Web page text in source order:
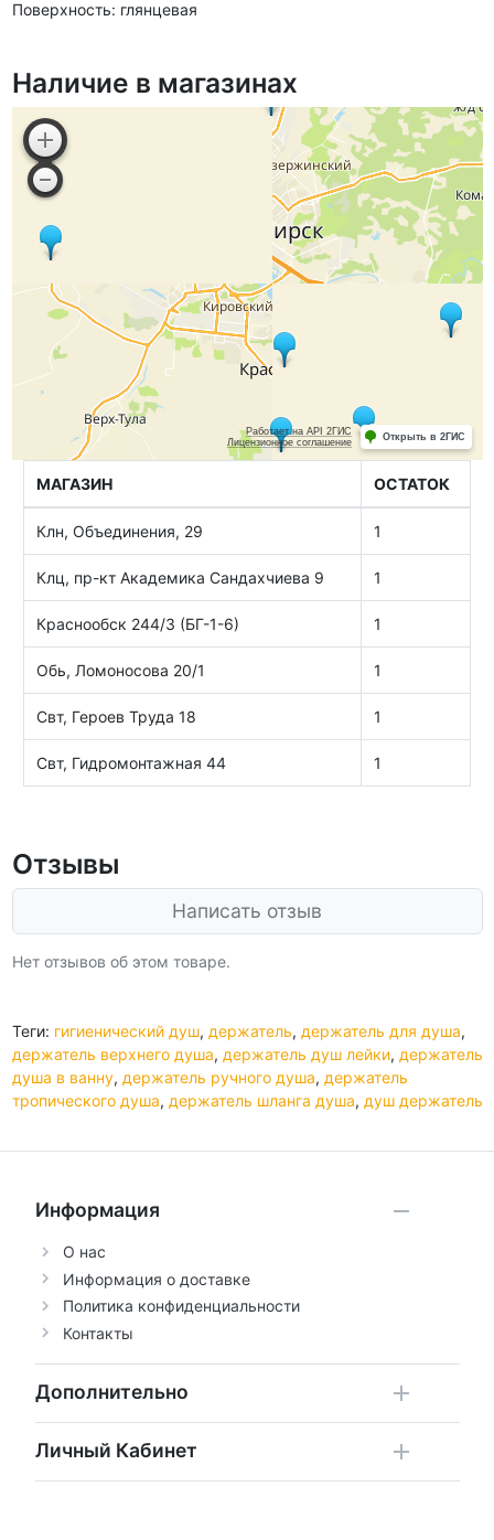
Поверхность: глянцевая
Наличие в магазинах
МАГАЗИН ОСТАТОК
Клн, Объединения, 29 1
Клц, пр-кт Академика Сандахчиева 9 1
Краснообск 244/3 (БГ-1-6) 1
Обь, Ломоносова 20/1 1
Свт, Героев Труда 18 1
Свт, Гидромонтажная 44 1
Отзывы
Написать отзыв
Нет отзывов об этом товаре.
Теги: гигиенический душ, держатель, держатель для душа,
держатель верхнего душа, держатель душ лейки, держатель
душа в ванну, держатель ручного душа, держатель
тропического душа, держатель шланга душа, душ держатель
Информация
О нас
Информация о доставке
Политика конфиденциальности
Контакты
Дополнительно
Личный Кабинет